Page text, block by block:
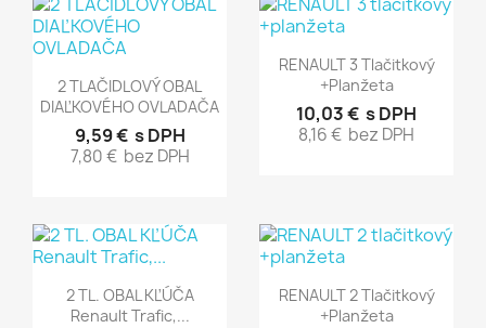
 Rýchly náhľad
2 TLAČIDLOVÝ OBAL
DIAĽKOVÉHO OVLADAČA
9,59 € s DPH
7,80 € bez DPH
Rýchly náhľad
RENAULT 3 Tlačitkový
+planžeta
10,03 € s DPH
8,16 € bez DPH
Rýchly náhľad
2 TL. OBAL KĽÚČA
Renault Trafic,...
Rýchly náhľad
RENAULT 2 Tlačitkový
+planžeta